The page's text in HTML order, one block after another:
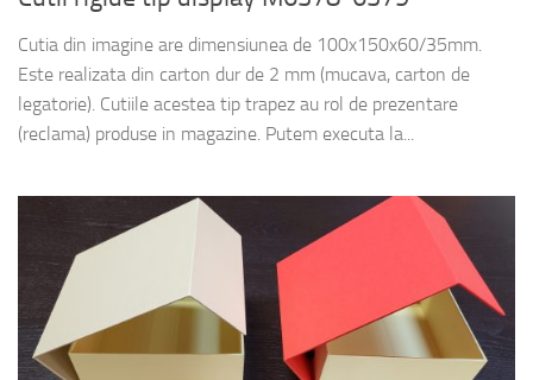
Cutia din imagine are dimensiunea de 100x150x60/35mm.
Este realizata din carton dur de 2 mm (mucava, carton de
legatorie). Cutiile acestea tip trapez au rol de prezentare
(reclama) produse in magazine. Putem executa la...